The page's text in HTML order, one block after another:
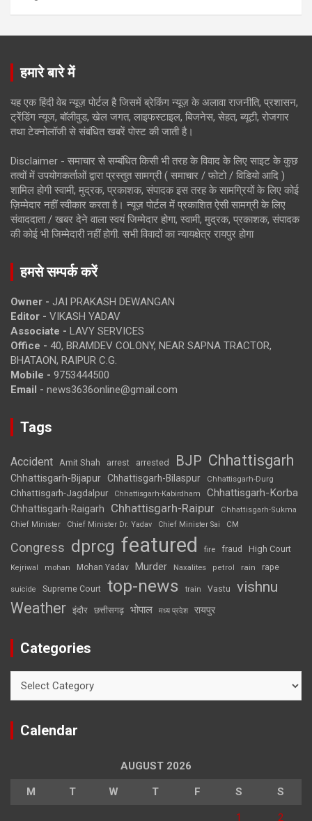
हमारे बारे में
यह एक हिंदी वेब न्यूज़ पोर्टल है जिसमें ब्रेकिंग न्यूज़ के अलावा राजनीति, प्रशासन,
ट्रेंडिंग न्यूज, बॉलीवुड, खेल जगत, लाइफस्टाइल, बिजनेस, सेहत, ब्यूटी, रोजगार
तथा टेक्नोलॉजी से संबंधित खबरें पोस्ट की जाती है।
Disclaimer - समाचार से सम्बंधित किसी भी तरह के विवाद के लिए साइट के कुछ
तत्वों में उपयोगकर्ताओं द्वारा प्रस्तुत सामग्री ( समाचार / फोटो / विडियो आदि )
शामिल होगी स्वामी, मुद्रक, प्रकाशक, संपादक इस तरह के सामग्रियों के लिए कोई
ज़िम्मेदार नहीं स्वीकार करता है। न्यूज़ पोर्टल में प्रकाशित ऐसी सामग्री के लिए
संवाददाता / खबर देने वाला स्वयं जिम्मेदार होगा, स्वामी, मुद्रक, प्रकाशक, संपादक
की कोई भी जिम्मेदारी नहीं होगी. सभी विवादों का न्यायक्षेत्र रायपुर होगा
हमसे सम्पर्क करें
Owner - JAI PRAKASH DEWANGAN
Editor - VIKASH YADAV
Associate - LAVY SERVICES
Office - 40, BRAMDEV COLONY, NEAR SAPNA TRACTOR,
BHATAON, RAIPUR C.G.
Mobile - 9753444500
Email - news3636online@gmail.com
Tags
Accident Amit Shah arrest arrested BJP Chhattisgarh
Chhattisgarh-Bijapur Chhattisgarh-Bilaspur Chhattisgarh-Durg
Chhattisgarh-Jagdalpur Chhattisgarh-Kabirdham Chhattisgarh-Korba
Chhattisgarh-Raigarh Chhattisgarh-Raipur
Chhattisgarh-Sukma
Chief Minister
Chief Minister Dr. Yadav Chief Minister Sai CM
Congress dprcg featured fire fraud High Court
Kejriwal mohan Mohan Yadav Murder Naxalites petrol rain rape
suicide Supreme Court top-news train Vastu vishnu
Weather इंदौर छत्तीसगढ़ भोपाल मध्य प्रदेश रायपुर
Categories
Calendar
AUGUST 2026
M T W T F S S
1 2